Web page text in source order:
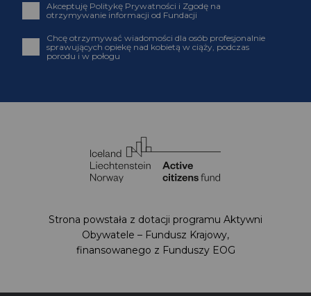
Akceptuję Politykę Prywatności i Zgodę na
otrzymywanie informacji od Fundacji
Chcę otrzymywać wiadomości dla osób profesjonalnie
sprawujących opiekę nad kobietą w ciąży, podczas
porodu i w połogu
Strona powstała z dotacji programu Aktywni
Obywatele – Fundusz Krajowy,
finansowanego z Funduszy EOG